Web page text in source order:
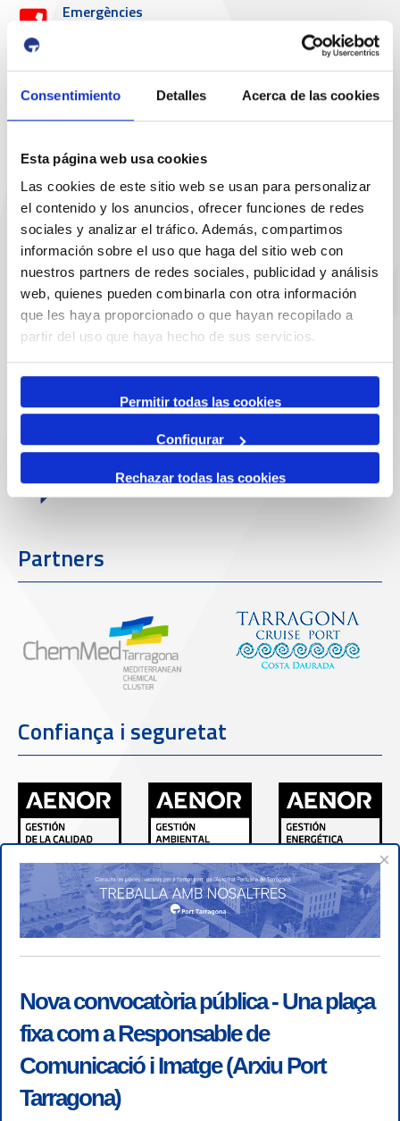
Consentimiento Detalles Acerca de las cookies
Esta página web usa cookies
Las cookies de este sitio web se usan para personalizar
el contenido y los anuncios, ofrecer funciones de redes
sociales y analizar el tráfico. Además, compartimos
información sobre el uso que haga del sitio web con
nuestros partners de redes sociales, publicidad y análisis
web, quienes pueden combinarla con otra información
que les haya proporcionado o que hayan recopilado a
partir del uso que haya hecho de sus servicios.
Permitir todas las cookies
Configurar
Rechazar todas las cookies
Emergències
Servei d'atenció al client
977 259 462
Email de contacte
sac@porttarragona.cat
Informació SAC
Accès a SAC ( Servei d'atenció al client )
Enllaços d'interès
Partners
Confiança i seguretat
×
Nova convocatòria pública - Una plaça
fixa com a Responsable de
Comunicació i Imatge (Arxiu Port
Tarragona)